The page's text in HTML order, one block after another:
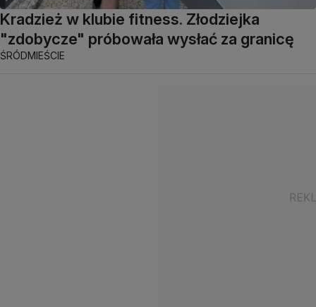
Kradzież w klubie fitness. Złodziejka
"zdobycze" próbowała wysłać za granicę
ŚRÓDMIEŚCIE